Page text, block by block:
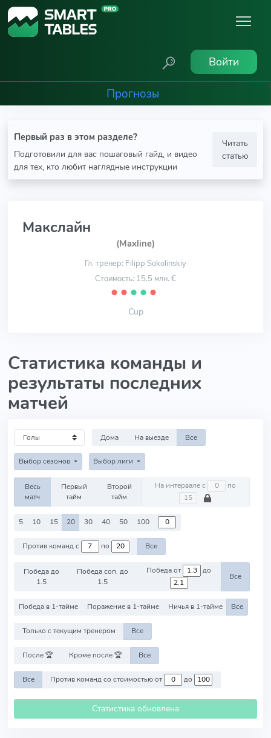
Войти
Прогнозы
Первый раз в этом разделе?
Подготовили для вас пошаговый гайд, и видео
для тех, кто любит наглядные инструкции
Читать
статью
Макслайн
(Maxline)
Гл. тренер: Filipp Sokolinskiy
Стоимость: 15.5 млн. €
⬤ ⬤ ⬤ ⬤ ⬤
Cup
Статистика команды и
результаты последних
матчей
Дома На выезде Все
Выбор сезонов Выбор лиги
Весь
матч
Первый
тайм
Второй
тайм
На интервале с по
5 10 15 20 30 40 50 100
Против команд с по Все
Победа до
1.5
Победа соп. до
1.5
Победа от до
Все
Победа в 1-тайме Поражение в 1-тайме Ничья в 1-тайме Все
Только с текущим тренером Все
После 🏆 Кроме после 🏆 Все
Все Против команд со стоимостью от до
Статистика обновлена